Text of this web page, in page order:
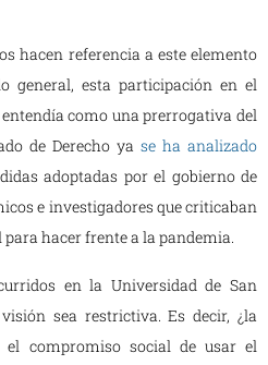
hacen referencia a este elemento
general, esta participación en el
como una prerrogativa del
de Derecho ya se ha analizado
adoptadas por el gobierno de
e investigadores que criticaban
hacer frente a la pandemia.
en la Universidad de San
sea restrictiva. Es decir, ¿la
el compromiso social de usar el